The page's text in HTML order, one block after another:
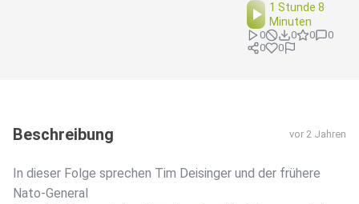
1 Stunde 8
Minuten
0 0 0
0
0
0
Beschreibung vor 2 Jahren
In dieser Folge sprechen Tim Deisinger und der frühere
Nato-General